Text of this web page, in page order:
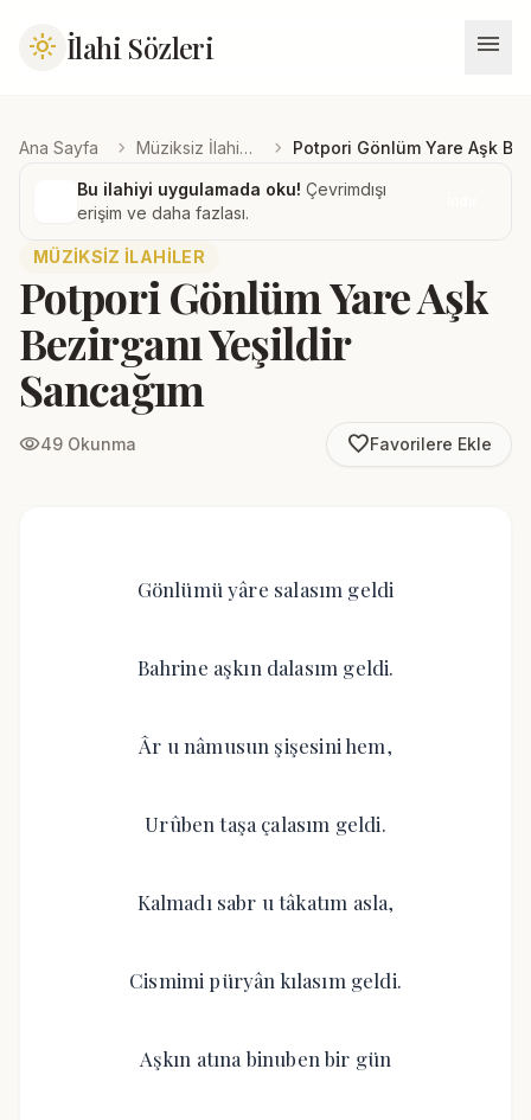
light_mode İlahi Sözleri menu
Ana Sayfa chevron_right Müziksiz İlahiler chevron_right Potpori Gönlüm Yare Aşk
Bu ilahiyi uygulamada oku! Çevrimdışı
erişim ve daha fazlası.
MÜZIKSIZ İLAHILER
Potpori Gönlüm Yare Aşk
Bezirganı Yeşildir
Sancağım
visibility49 Okunma favorite_borderFavorilere Ekle
Gönlümü yâre salasım geldi
Bahrine aşkın dalasım geldi.
Âr u nâmusun şişesini hem,
Urûben taşa çalasım geldi.
Kalmadı sabr u tâkatım asla,
Cismimi püryân kılasım geldi.
Aşkın atına binuben bir gün